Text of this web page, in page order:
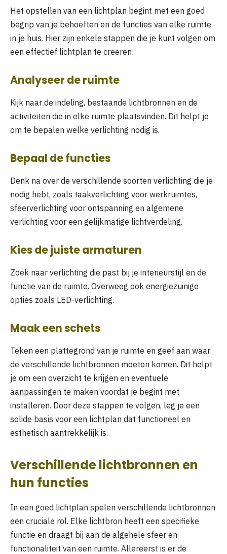
Het opstellen van een lichtplan begint met een goed
begrip van je behoeften en de functies van elke ruimte
in je huis. Hier zijn enkele stappen die je kunt volgen om
een effectief lichtplan te creëren:
Analyseer de ruimte
Kijk naar de indeling, bestaande lichtbronnen en de
activiteiten die in elke ruimte plaatsvinden. Dit helpt je
om te bepalen welke verlichting nodig is.
Bepaal de functies
Denk na over de verschillende soorten verlichting die je
nodig hebt, zoals taakverlichting voor werkruimtes,
sfeerverlichting voor ontspanning en algemene
verlichting voor een gelijkmatige lichtverdeling.
Kies de juiste armaturen
Zoek naar verlichting die past bij je interieurstijl en de
functie van de ruimte. Overweeg ook energiezuinige
opties zoals LED-verlichting.
Maak een schets
Teken een plattegrond van je ruimte en geef aan waar
de verschillende lichtbronnen moeten komen. Dit helpt
je om een overzicht te krijgen en eventuele
aanpassingen te maken voordat je begint met
installeren. Door deze stappen te volgen, leg je een
solide basis voor een lichtplan dat functioneel en
esthetisch aantrekkelijk is.
Verschillende lichtbronnen en
hun functies
In een goed lichtplan spelen verschillende lichtbronnen
een cruciale rol. Elke lichtbron heeft een specifieke
functie en draagt bij aan de algehele sfeer en
functionaliteit van een ruimte. Allereerst is er de